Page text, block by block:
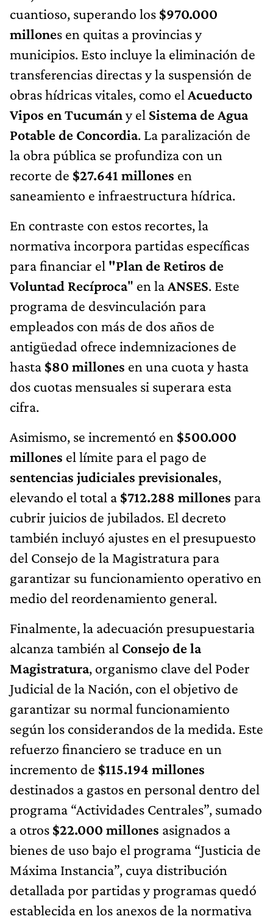
cuantioso, superando los $970.000
millones en quitas a provincias y
municipios. Esto incluye la eliminación de
transferencias directas y la suspensión de
obras hídricas vitales, como el Acueducto
Vipos en Tucumány el Sistema de Agua
Potable de Concordia. La paralización de
la obra pública se profundiza con un
recorte de $27.641 millones en
saneamiento e infraestructura hídrica.
En contraste con estos recortes, la
normativa incorpora partidas específicas
para financiar el "Plan de Retiros de
Voluntad Recíproca" en laANSES. Este
programa de desvinculación para
empleados con más de dos años de
antigüedad ofrece indemnizaciones de
hasta $80 millones en una cuota y hasta
dos cuotas mensuales si superara esta
cifra.
Asimismo, se incrementó en $500.000
millones el límite para el pago de
sentencias judiciales previsionales,
elevando el total a $712.288 millones para
cubrir juicios de jubilados. El decreto
también incluyó ajustes en el presupuesto
del Consejo de la Magistratura para
garantizar su funcionamiento operativo en
medio del reordenamiento general.
Finalmente, la adecuación presupuestaria
alcanza también al Consejo de la
Magistratura, organismo clave del Poder
Judicial de la Nación, con el objetivo de
garantizar su normal funcionamiento
según los considerandos de la medida. Este
refuerzo financiero se traduce en un
incremento de $115.194 millones
destinados a gastos en personal dentro del
programa “Actividades Centrales”, sumado
a otros $22.000 millones asignados a
bienes de uso bajo el programa “Justicia de
Máxima Instancia”, cuya distribución
detallada por partidas y programas quedó
establecida en los anexos de la normativa